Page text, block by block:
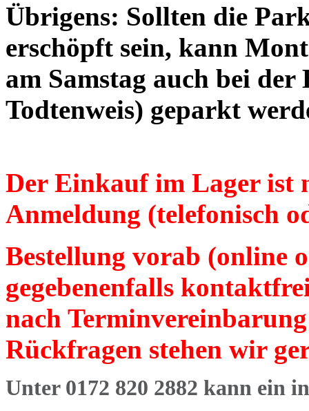
Übrigens: Sollten die
erschöpft sein, kann
am Samstag auch bei
Todtenweis) geparkt
Der Einkauf im Lager ist
Anmeldung (telefonisch
Bestellung vorab (online
gegebenenfalls
nach
Rückfragen stehen wir
Unter 0172 820 2882 kann ein